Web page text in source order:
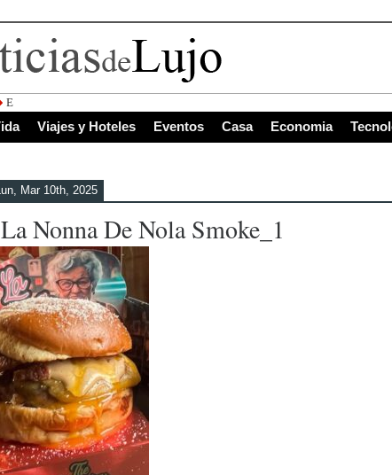
El Salvador, uno de los de
Viajes y Hoteles Eventos Casa Economia
Mar 10th, 2025
Nonna De Nola Smoke_1